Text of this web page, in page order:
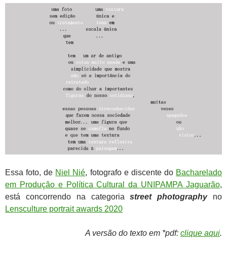
Essa foto, de Niel Nié, fotografo e discente do Bacharelado
em Produção e Política Cultural da UNIPAMPA Jaguarão,
está concorrendo na categoriastreet photographyno
Lensculture portrait awards 2020
A versão do texto em *pdf: clique aqui.